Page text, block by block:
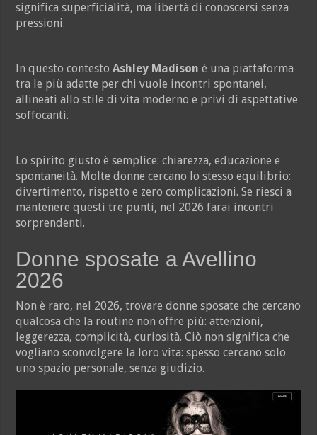
significa superficialità, ma libertà di conoscersi senza
pressioni.
In questo contestoAshley Madison è una piattaforma
tra le più adatte per chi vuole incontri spontanei,
allineati allo stile di vita moderno e privi di aspettative
soffocanti.
Lo spirito giusto è semplice: chiarezza, educazione e
spontaneità. Molte donne cercano lo stesso equilibrio:
divertimento, rispetto e zero complicazioni. Se riesci a
mantenere questi tre punti, nel 2026 farai incontri
sorprendenti.
Donne sposate a Avellino
2026
Non è raro, nel 2026, trovare donne sposate che cercano
qualcosa che la routine non offre più: attenzioni,
leggerezza, complicità, curiosità. Ciò non significa che
vogliano sconvolgere la loro vita: spesso cercano solo
uno spazio personale, senza giudizio.